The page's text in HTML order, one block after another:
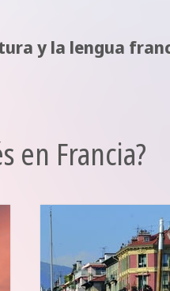
y la lengua
en Francia?